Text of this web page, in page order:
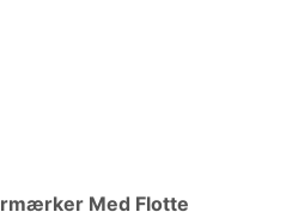
Med Flotte